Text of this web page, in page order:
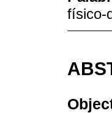
físico-